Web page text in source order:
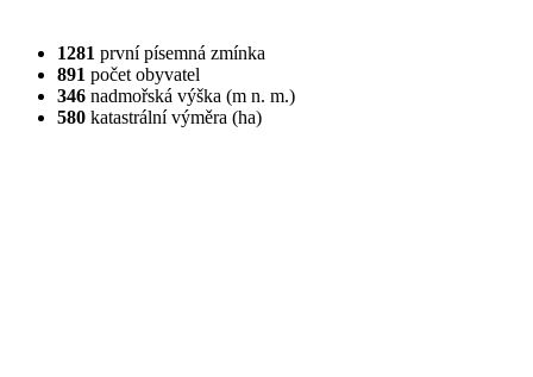
1281 první písemná zmínka
891 počet obyvatel
346 nadmořská výška (m n. m.)
580 katastrální výměra (ha)